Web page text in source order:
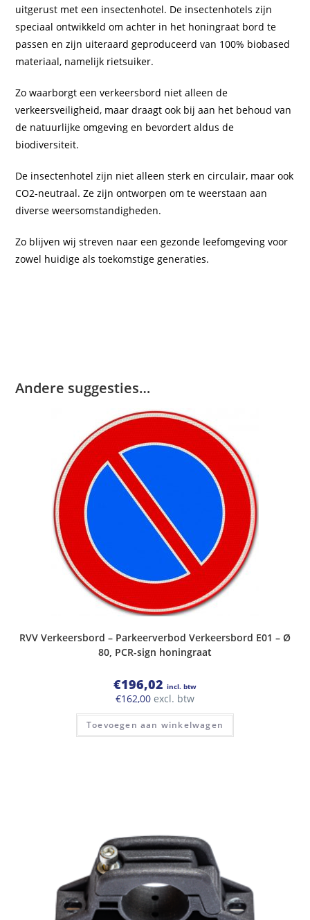
uitgerust met een insectenhotel. De insectenhotels zijn
speciaal ontwikkeld om achter in het honingraat bord te
passen en zijn uiteraard geproduceerd van 100% biobased
materiaal, namelijk rietsuiker.
Zo waarborgt een verkeersbord niet alleen de
verkeersveiligheid, maar draagt ook bij aan het behoud van
de natuurlijke omgeving en bevordert aldus de
biodiversiteit.
De insectenhotel zijn niet alleen sterk en circulair, maar ook
CO2-neutraal. Ze zijn ontworpen om te weerstaan aan
diverse weersomstandigheden.
Zo blijven wij streven naar een gezonde leefomgeving voor
zowel huidige als toekomstige generaties.
Andere suggesties…
RVV Verkeersbord – Parkeerverbod Verkeersbord E01 – Ø
80, PCR-sign honingraat
€196,02 incl. btw
€162,00 excl. btw
Toevoegen aan winkelwagen